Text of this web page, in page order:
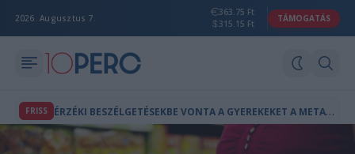
2026. Augusztus 7.
363.75 Ft
315.15 Ft
TÁMOGATÁS
FRISS É
RZÉKI BESZÉLGETÉSEKBE VONTA A GYEREKEKET A META CHATBOTJA - 567 MILLIÓ DOLLÁROS BÍRSÁGOT KAP